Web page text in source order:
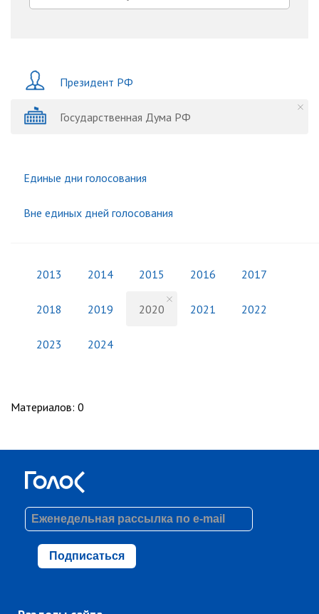
Президент РФ
Государственная Дума РФ
Единые дни голосования
Вне единых дней голосования
2013 2014 2015 2016 2017
2018 2019 2020 2021 2022
2023 2024
Материалов: 0
Подписаться